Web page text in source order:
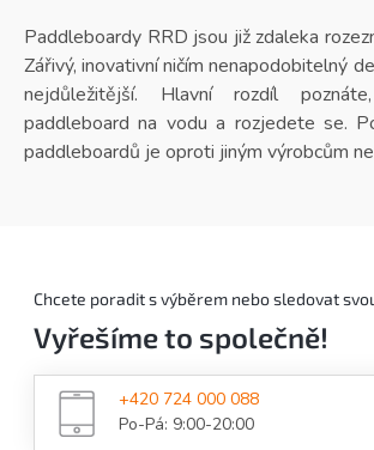
Paddleboardy RRD jsou již zdaleka
Zářivý, inovativní ničím nenapodobitelný
nejdůležitější. Hlavní rozdíl
paddleboard na vodu a rozjedete se.
paddleboardů je oproti jiným výrobcům
Chcete poradit s výběrem nebo sledovat
Vyřešíme to společně!
+420 724 000 088
Po-Pá: 9:00-20:00